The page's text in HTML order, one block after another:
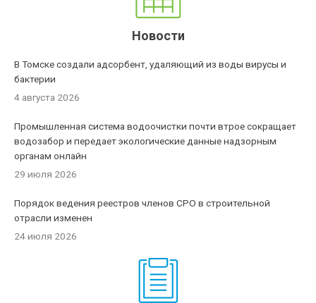
Новости
В Томске создали адсорбент, удаляющий из воды вирусы и
бактерии
4 августа 2026
Промышленная система водоочистки почти втрое сокращает
водозабор и передает экологические данные надзорным
органам онлайн
29 июля 2026
Порядок ведения реестров членов СРО в строительной
отрасли изменен
24 июля 2026